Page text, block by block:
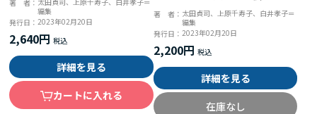
著 者：
編集
発行日：2023年02月20日
2,640円
詳細を見る
カートに入れる
版
著 者： 太田貞司、上原千寿子、白井孝子＝
編集
発行日： 2023年02月20日
2,200円
詳細を見る
在庫なし